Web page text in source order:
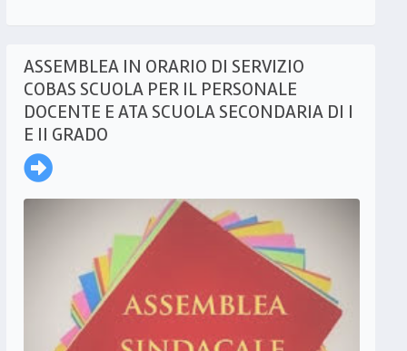
ASSEMBLEA IN ORARIO DI SERVIZIO
COBAS SCUOLA PER IL PERSONALE
DOCENTE E ATA SCUOLA SECONDARIA DI I
E II GRADO